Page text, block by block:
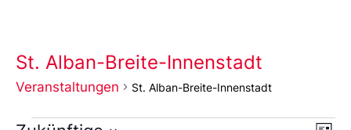
St. Alban-Breite-Innenstadt
Veranstaltungen St. Alban-Breite-Innenstadt